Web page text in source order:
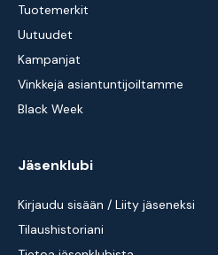
Tuotemerkit
Uutuudet
Kampanjat
Vinkkejä asiantuntijoiltamme
Black Week
Jäsenklubi
Kirjaudu sisään / Liity jäseneksi
Tilaushistoriani